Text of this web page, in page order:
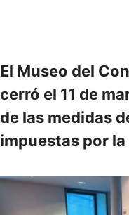
El Museo del
cerró el 11 de
de las medidas
impuestas por la